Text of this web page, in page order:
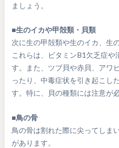
ましょう。
■生のイカや甲殻類・貝類
次に生の甲殻類や生のイカ、生
これらは、ビタミンB1欠乏症や
す。また、ツブ貝や赤貝、アワ
ったり、中毒症状を引き起こし
す。特に、貝の種類には注意が必
■鳥の骨
鳥の骨は割れた際に尖ってしま
があります。